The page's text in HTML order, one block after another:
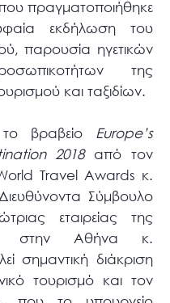
πραγματοποιήθηκε
εκδήλωση του
παρουσία ηγετικών
της
και ταξιδίων.
βραβείο Europe’s
2018από τον
Travel Awards κ.
Σύμβουλο
εταιρείας της
στην Αθήνα κ.
σημαντική διάκριση
τουρισμό και τον